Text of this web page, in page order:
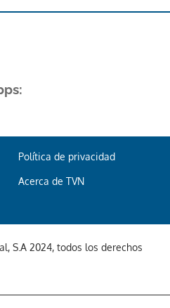
a nuestro boletín.
Política de privacidad
Acerca de TVN
S.A 2024, todos los derechos